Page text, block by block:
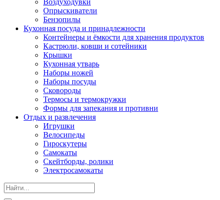
Воздуходувки
Опрыскиватели
Бензопилы
Кухонная посуда и принадлежности
Контейнеры и ёмкости для хранения продуктов
Кастрюли, ковши и сотейники
Крышки
Кухонная утварь
Наборы ножей
Наборы посуды
Сковороды
Термосы и термокружки
Формы для запекания и противни
Отдых и развлечения
Игрушки
Велосипеды
Гироскутеры
Самокаты
Скейтборды, ролики
Электросамокаты
Search
for: